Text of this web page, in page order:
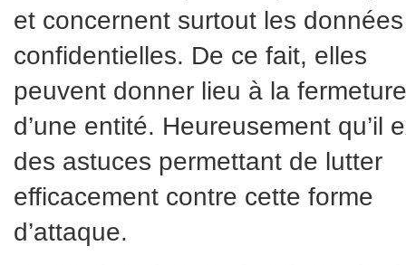
et concernent surtout les données
confidentielles. De ce fait, elles
peuvent donner lieu à la fermeture
d’une entité. Heureusement qu’il
des astuces permettant de lutter
efficacement contre cette forme
d’attaque.